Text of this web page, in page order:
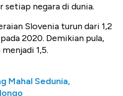
setiap negara di dunia.
Slovenia turun dari 1,2
2020. Demikian pula,
1,5.
Mahal Sedunia,